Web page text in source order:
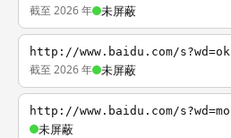
截至 2026 年 未屏蔽
http://www.baidu.com/s?wd=ok
截至 2026 年 未屏蔽
http://www.baidu.com/s?wd=mo
未屏蔽